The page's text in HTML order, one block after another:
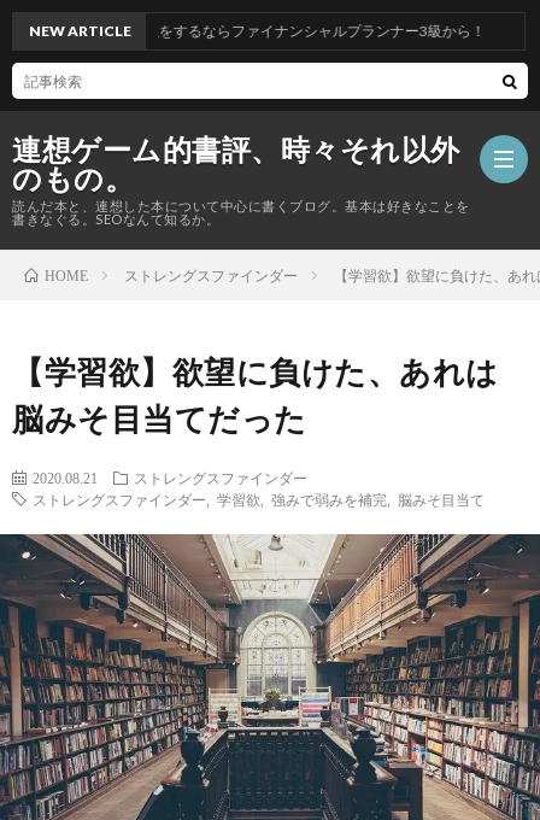
連想ゲーム的書評、時々それ以外
のもの。
読んだ本と、連想した本について中心に書くブログ。基本は好きなことを
書きなぐる。SEOなんて知るか。
【資
チ
ャ
レ
ン
ジ
案
内
（未
完）
NEW ARTICLE
資格】お金の勉強をするならファイナンシャルプランナー3級から！
HOME ストレングスファインダー 【学習欲】欲望に負けた、あ
【学習欲】欲望に負けた、あれは
脳みそ目当てだった
2020.08.21
ストレングスファインダー
ストレングスファインダー
学習欲 強みで弱みを補完 脳みそ目当て